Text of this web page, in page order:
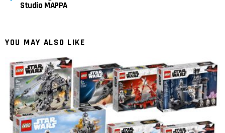
Studio MAPPA
YOU MAY ALSO LIKE